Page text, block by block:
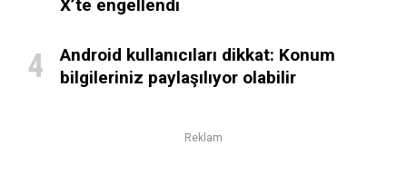
X’te engellendi
Android kullanıcıları dikkat: Konum
bilgileriniz paylaşılıyor olabilir
Reklam